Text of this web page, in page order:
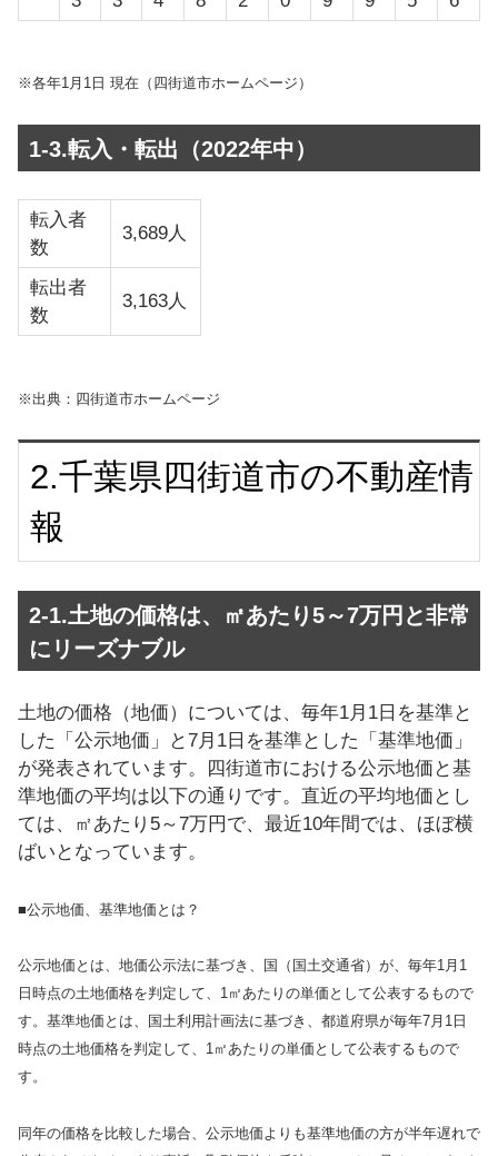
※各年1月1日 現在（四街道市ホームページ）
1-3.転入・転出（2022年中）
転入者
数
3,689人
転出者
数
3,163人
※出典：四街道市ホームページ
2.千葉県四街道市の不動産情
報
2-1.土地の価格は、㎡あたり5～7万円と非常
にリーズナブル
土地の価格（地価）については、毎年1月1日を基準と
した「公示地価」と7月1日を基準とした「基準地価」
が発表されています。四街道市における公示地価と基
準地価の平均は以下の通りです。直近の平均地価とし
ては、㎡あたり5～7万円で、最近10年間では、ほぼ横
ばいとなっています。
■公示地価、基準地価とは？
公示地価とは、地価公示法に基づき、国（国土交通省）が、毎年1月1
日時点の土地価格を判定して、1㎡あたりの単価として公表するもので
す。基準地価とは、国土利用計画法に基づき、都道府県が毎年7月1日
時点の土地価格を判定して、1㎡あたりの単価として公表するもので
す。
同年の価格を比較した場合、公示地価よりも基準地価の方が半年遅れで